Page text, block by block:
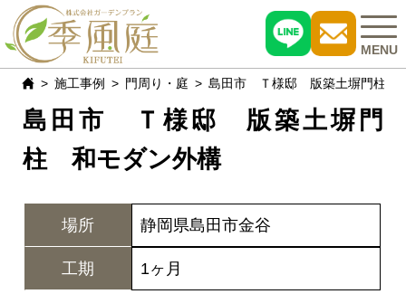
MENU
施工事例
おすすめ商品
現場レポート
施工事例 門周り・庭 島田市 Ｔ様邸 版築土塀門柱
島田市 Ｔ様邸 版築土塀門
柱 和モダン外構
場所 静岡県島田市金谷
工期 1ヶ月